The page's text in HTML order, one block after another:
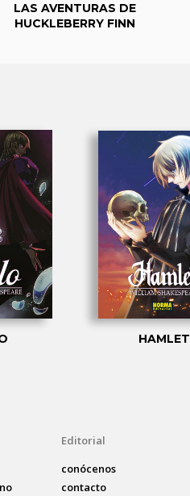
LAS AVENTURAS DE
HUCKLEBERRY FINN
HAMLET
Editorial
conócenos
contacto